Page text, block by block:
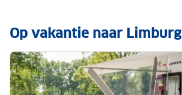
Op vakantie naar Limburg